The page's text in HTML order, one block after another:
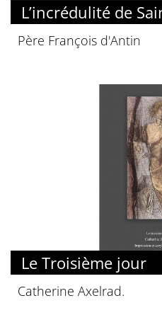
L’incrédulité de
Père François d'Antin
Le Troisième jour
Catherine Axelrad.